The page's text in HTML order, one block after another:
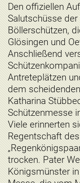
Den offiziellen
Salutschüsse
Böllerschützen,
Glösingen und
Anschließend
Antreteplätzen
dem
Katharina
Schützenmesse
Viele erinnerten
Regentschaft
trocken. Pater
Königsmünster